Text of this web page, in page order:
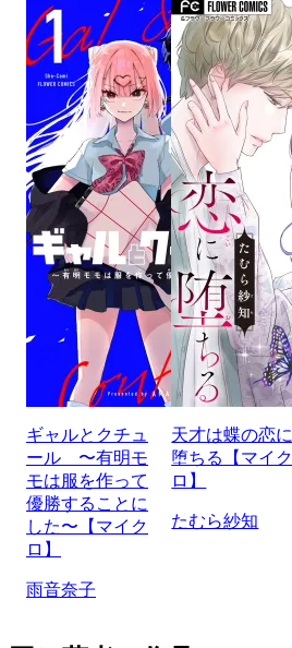
ギャルとクチュ
ール 〜有明モ
モは服を作って
優勝することに
した〜【マイク
ロ】
雨音奈子
天才は蝶の恋に
堕ちる【マイク
ロ】
たむら紗知